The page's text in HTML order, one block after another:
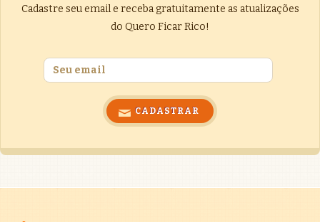
Cadastre seu email e receba gratuitamente as atualizações
do Quero Ficar Rico!